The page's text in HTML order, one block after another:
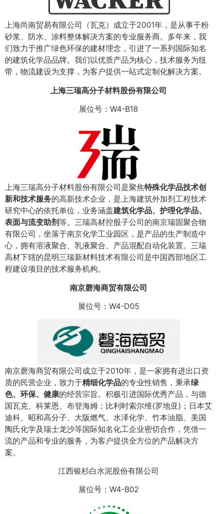
上海尚南贸易有限公司（瓦克）成立于2001年，是从事干粉
砂浆、防水、涂料整体解决方案的专业服务商。多年来，我
们致力于推广绿色环保的建材理念，引进了一系列国际知名
的建筑化学品品牌。我们以优质产品为核心，技术服务为纽
带，物流建设为支撑，为客户提供一站式定制化解决方案。
上海三瑞高分子材料股份有限公司
展位号：W4-B18
上海三瑞高分子材料股份有限公司是聚焦特殊化学品技术创
新和技术服务的高新技术企业，是上海建筑外加剂工程技术
研究中心的依托单位，业务涵盖建筑化学品、护理化学品、
表面与流变助剂等。三瑞高材控股子公司的南京瑞固聚合物
有限公司，坐落于南京化学工业园区，是产品的生产制造中
心，拥有溶液聚合、乳液聚合、产品混配自动化装置。三瑞
高材下辖的昆明三瑞新材料技术有限公司是中国西部地区工
程建设项目的技术服务机构。
南京磬海商贸有限公司
展位号：W4-D05
南京磬海商贸有限公司成立于2010年，是一家拥有进出口资
质的民营企业，致力于精细化学品的专业性销售，秉承绿
色、环保、健康的经营宗旨。积极引进国际优秀产品，与德
国瓦克、科莱恩、布登海姆；比利时索尔维(罗地亚)；日本艾
迪科、昭和高分子、大阪燃气、水泽化学、竹本油脂、美国
陶氏化学及瑞士龙沙等国际知名化工企业密切合作，凭借一
流的产品和专业的服务，为客户提供全方位的产品解决方
案。
江西银杉白水泥股份有限公司
展位号：W4-B02